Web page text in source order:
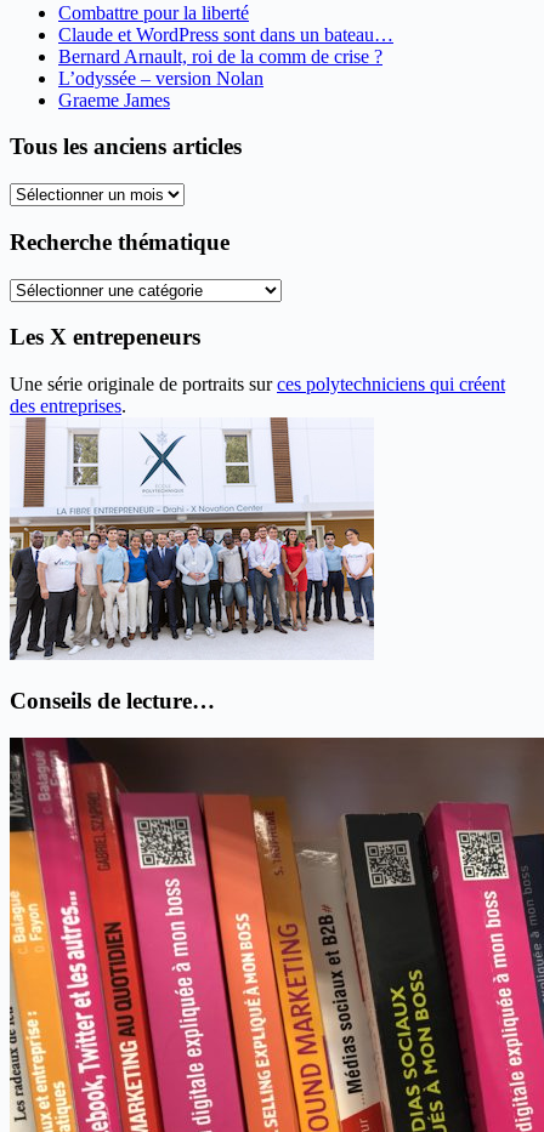
Combattre pour la liberté
Claude et WordPress sont dans un bateau…
Bernard Arnault, roi de la comm de crise ?
L’odyssée – version Nolan
Graeme James
Tous les anciens articles
Tous
anciens
Recherche thématique
Recherche
Les X entrepeneurs
Une série originale de portraits surces polytechniciens qui créent
des entreprises.
Conseils de lecture…